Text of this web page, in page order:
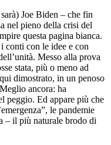
Joe Biden – che fin
nel pieno della crisi del
questa pagina bianca.
conti con le idee e con
Messo alla prova
stata, più o meno ad
dimostrato, in un penoso
ancora: ha
peggio. Ed appare più che
le pandemie
– il più naturale brodo di